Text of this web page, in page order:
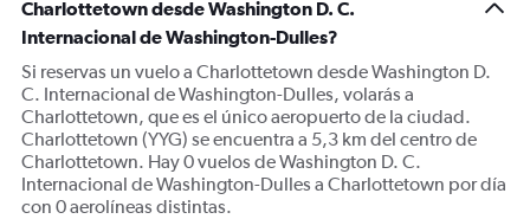
Charlottetown desde Washington D. C.
Internacional de Washington-Dulles?
Si reservas un vuelo a Charlottetown desde Washington D.
C. Internacional de Washington-Dulles, volarás a
Charlottetown, que es el único aeropuerto de la ciudad.
Charlottetown (YYG) se encuentra a 5,3 km del centro de
Charlottetown. Hay 0 vuelos de Washington D. C.
Internacional de Washington-Dulles a Charlottetown por día
con 0 aerolíneas distintas.